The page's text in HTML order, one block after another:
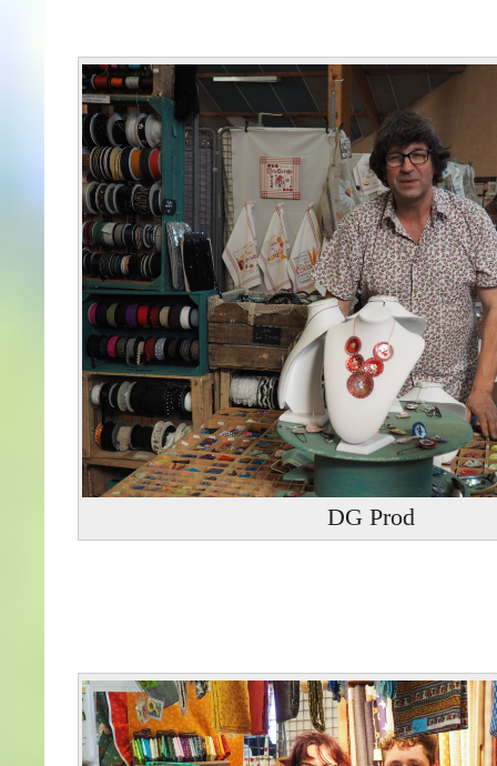
DG Prod